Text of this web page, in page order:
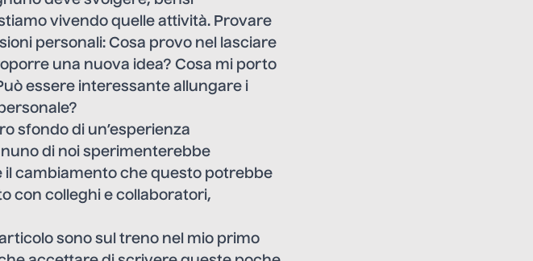
vivendo quelle attività. Provare
personali: Cosa provo nel lasciare
una nuova idea? Cosa mi porto
essere interessante allungare i
sfondo di un’esperienza
di noi sperimenterebbe
cambiamento che questo potrebbe
con colleghi e collaboratori,
sono sul treno nel mio primo